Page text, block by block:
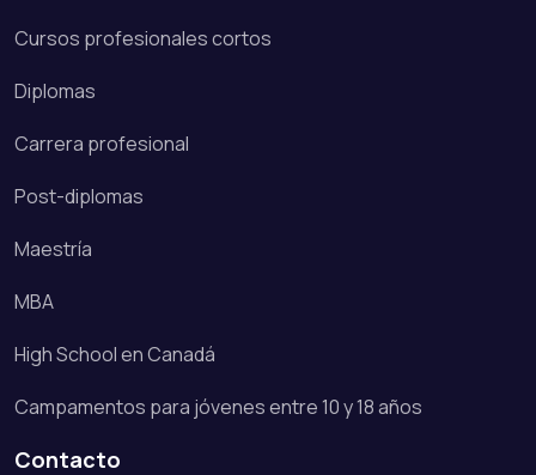
Cursos profesionales cortos
Diplomas
Carrera profesional
Post-diplomas
Maestría
MBA
High School en Canadá
Campamentos para jóvenes entre 10 y 18 años
Contacto